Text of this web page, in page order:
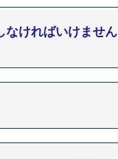
なければいけません